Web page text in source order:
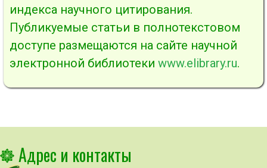
индекса научного цитирования.
Публикуемые статьи в полнотекстовом
доступе размещаются на сайте научной
электронной библиотеки www.elibrary.ru.
Адрес и контакты